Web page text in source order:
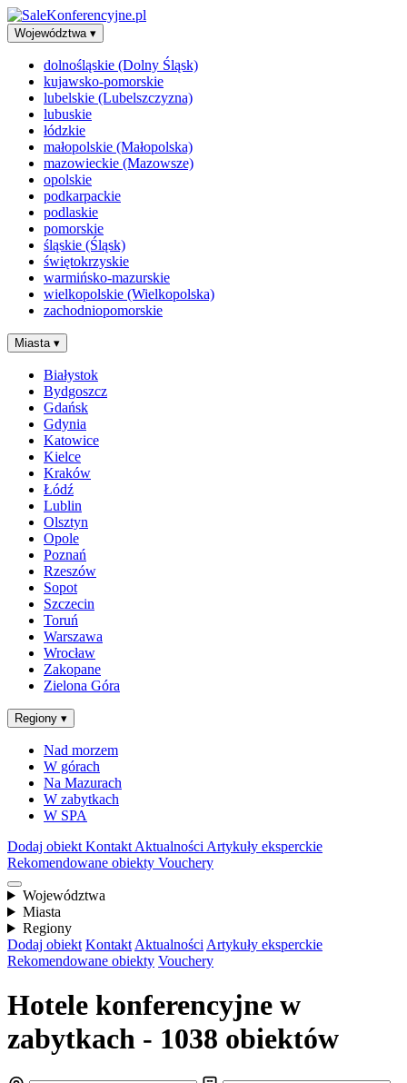
Województwa ▾
dolnośląskie (Dolny Śląsk)
kujawsko-pomorskie
lubelskie (Lubelszczyzna)
lubuskie
łódzkie
małopolskie (Małopolska)
mazowieckie (Mazowsze)
opolskie
podkarpackie
podlaskie
pomorskie
śląskie (Śląsk)
świętokrzyskie
warmińsko-mazurskie
wielkopolskie (Wielkopolska)
zachodniopomorskie
Miasta ▾
Białystok
Bydgoszcz
Gdańsk
Gdynia
Katowice
Kielce
Kraków
Łódź
Lublin
Olsztyn
Opole
Poznań
Rzeszów
Sopot
Szczecin
Toruń
Warszawa
Wrocław
Zakopane
Zielona Góra
Regiony ▾
Nad morzem
W górach
Na Mazurach
W zabytkach
W SPA
Dodaj obiekt Kontakt Aktualności Artykuły eksperckie
Rekomendowane obiekty Vouchery
Województwa
Miasta
Regiony
Dodaj obiekt Kontakt Aktualności Artykuły eksperckie
Rekomendowane obiekty Vouchery
Hotele konferencyjne w
zabytkach - 1038 obiektów